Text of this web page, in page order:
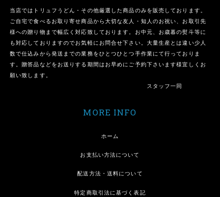
当店ではトリュフうどん・その他厳選した商品のみを販売しております。
ご自宅で食べるお取り寄せ商品から大切な友人・知人のお祝い、お取引先
様への贈り物まで幅広く対応致しております。お中元、お歳暮の熨斗等に
も対応しておりますのでお気軽にお問合せ下さい。大量生産とは違い少人
数で仕込みから発送までの業務をひとつひとつ手作業にて行っておりま
す。贈答品などをお送りする期間はお早めにご予約下さいます様宜しくお
願い致します。
スタッフ一同
MORE INFO
ホーム
お支払い方法について
配送方法・送料について
特定商取引法に基づく表記